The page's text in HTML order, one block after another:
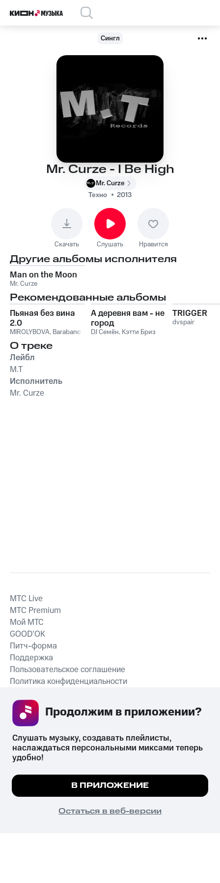
Сингл
Mr. Curze - I Be High
Mr. Curze
Техно
2013
Скачать Слушать Нравится
Другие альбомы исполнителя
Man on the Moon
Mr. Curze
Рекомендованные альбомы
Пьяная без вина
2.0
MIROLYBOVA, Barabanov
А деревня вам - не
город
DJ Семён, Кэтти Бриз
TRIGGER
dvspair
О треке
Лейбл
M.T
Исполнитель
Mr. Curze
СКАЧАТЬ ПРИЛОЖЕНИЕ
MTС Live
MTС Premium
Мой МТС
GOOD’OK
Питч-форма
Поддержка
Пользовательское соглашение
Политика конфиденциальности
психотропных веществ, их аналогов причиняет вред здоровью,
их незаконный оборот запрещён и влечёт установленную
законодательством ответственность.
© 2026 ООО «КИОН».
Все права защищены
Мы используем куки, чтобы на сайте все
Подробнее
ПОНЯТНО
Слушать музыку, создавать плейлисты,
наслаждаться персональными миксами теперь
удобно!
В ПРИЛОЖЕНИЕ
Остаться в веб-версии